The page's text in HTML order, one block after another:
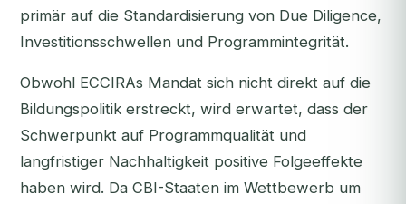
primär auf die Standardisierung von Due Diligence,
Investitionsschwellen und Programmintegrität.
Obwohl ECCIRAs Mandat sich nicht direkt auf die
Bildungspolitik erstreckt, wird erwartet, dass der
Schwerpunkt auf Programmqualität und
langfristiger Nachhaltigkeit positive Folgeeffekte
haben wird. Da CBI-Staaten im Wettbewerb um